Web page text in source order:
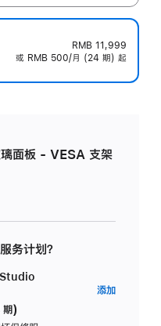
RMB 11,999
或 RMB 500/月 (24 期) 起
面板 - VESA 支架
务计划？
Studio
期)
添加